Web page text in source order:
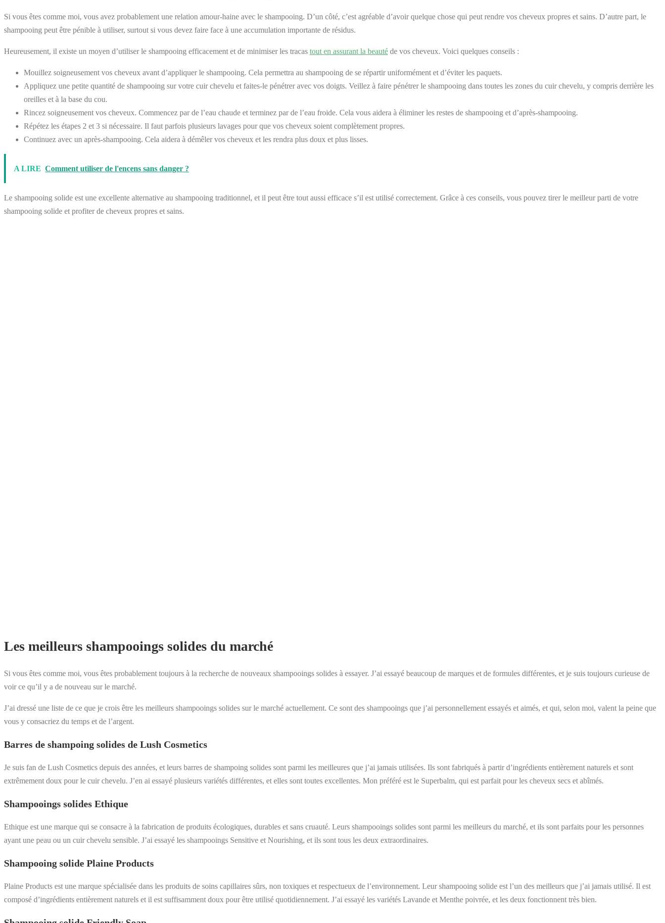
Si vous êtes comme moi, vous avez probablement une relation amour-haine avec le shampooing. D’un côté, c’est agréable d’avoir quelque chose qui peut rendre vos cheveux propres et sains. D’autre part, le
shampooing peut être pénible à utiliser, surtout si vous devez faire face à une accumulation importante de résidus.
Heureusement, il existe un moyen d’utiliser le shampooing efficacement et de minimiser les tracas tout en assurant la beauté de vos cheveux. Voici quelques conseils :
Mouillez soigneusement vos cheveux avant d’appliquer le shampooing. Cela permettra au shampooing de se répartir uniformément et d’éviter les paquets.
Appliquez une petite quantité de shampooing sur votre cuir chevelu et faites-le pénétrer avec vos doigts. Veillez à faire pénétrer le shampooing dans toutes les zones du cuir chevelu, y compris derrière les
oreilles et à la base du cou.
Rincez soigneusement vos cheveux. Commencez par de l’eau chaude et terminez par de l’eau froide. Cela vous aidera à éliminer les restes de shampooing et d’après-shampooing.
Répétez les étapes 2 et 3 si nécessaire. Il faut parfois plusieurs lavages pour que vos cheveux soient complètement propres.
Continuez avec un après-shampooing. Cela aidera à démêler vos cheveux et les rendra plus doux et plus lisses.
A LIRE Comment utiliser de l'encens sans danger ?
Le shampooing solide est une excellente alternative au shampooing traditionnel, et il peut être tout aussi efficace s’il est utilisé correctement. Grâce à ces conseils, vous pouvez tirer le meilleur parti de votre
shampooing solide et profiter de cheveux propres et sains.
Les meilleurs shampooings solides du marché
Si vous êtes comme moi, vous êtes probablement toujours à la recherche de nouveaux shampooings solides à essayer. J’ai essayé beaucoup de marques et de formules différentes, et je suis toujours curieuse de
voir ce qu’il y a de nouveau sur le marché.
J’ai dressé une liste de ce que je crois être les meilleurs shampooings solides sur le marché actuellement. Ce sont des shampooings que j’ai personnellement essayés et aimés, et qui, selon moi, valent la peine que
vous y consacriez du temps et de l’argent.
Barres de shampoing solides de Lush Cosmetics
Je suis fan de Lush Cosmetics depuis des années, et leurs barres de shampoing solides sont parmi les meilleures que j’ai jamais utilisées. Ils sont fabriqués à partir d’ingrédients entièrement naturels et sont
extrêmement doux pour le cuir chevelu. J’en ai essayé plusieurs variétés différentes, et elles sont toutes excellentes. Mon préféré est le Superbalm, qui est parfait pour les cheveux secs et abîmés.
Shampooings solides Ethique
Ethique est une marque qui se consacre à la fabrication de produits écologiques, durables et sans cruauté. Leurs shampooings solides sont parmi les meilleurs du marché, et ils sont parfaits pour les personnes
ayant une peau ou un cuir chevelu sensible. J’ai essayé les shampooings Sensitive et Nourishing, et ils sont tous les deux extraordinaires.
Shampooing solide Plaine Products
Plaine Products est une marque spécialisée dans les produits de soins capillaires sûrs, non toxiques et respectueux de l’environnement. Leur shampooing solide est l’un des meilleurs que j’ai jamais utilisé. Il est
composé d’ingrédients entièrement naturels et il est suffisamment doux pour être utilisé quotidiennement. J’ai essayé les variétés Lavande et Menthe poivrée, et les deux fonctionnent très bien.